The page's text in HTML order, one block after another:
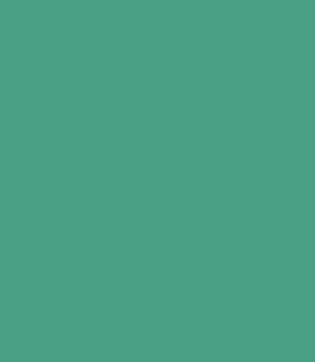
del Mindfulness como
en la Psicoterapia